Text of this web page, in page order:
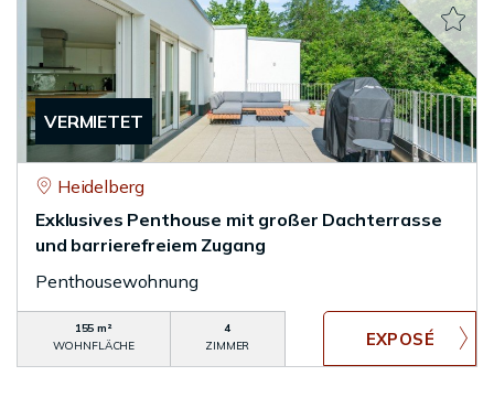
VERMIETET
Heidelberg
Exklusives Penthouse mit großer Dachterrasse
und barrierefreiem Zugang
Penthousewohnung
155 m²
WOHNFLÄCHE
4
ZIMMER